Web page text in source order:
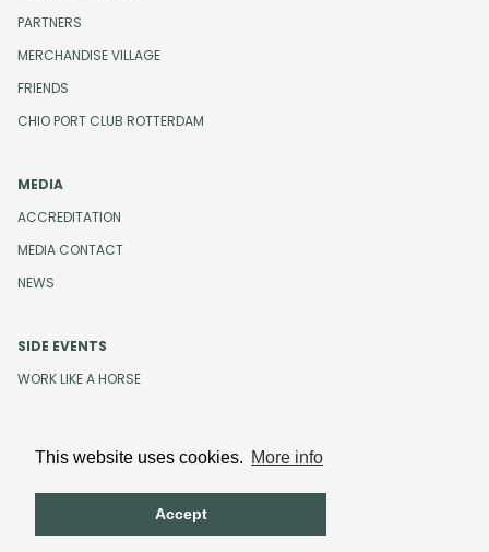
This website uses cookies. More info
Accept
PARTNERS
MERCHANDISE VILLAGE
FRIENDS
CHIO PORT CLUB ROTTERDAM
MEDIA
ACCREDITATION
MEDIA CONTACT
NEWS
SIDE EVENTS
WORK LIKE A HORSE
Design and development byBeeldr